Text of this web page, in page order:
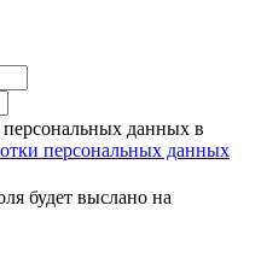
персональных данных в
персональных данных
будет выслано на